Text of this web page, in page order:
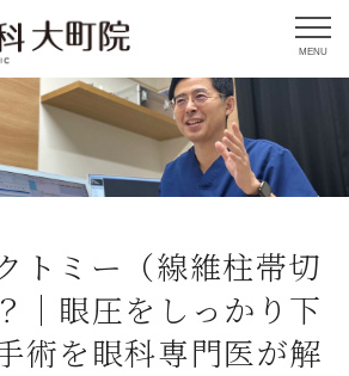
MENU
トミー（線維柱帯切
｜眼圧をしっかり下
術を眼科専門医が解